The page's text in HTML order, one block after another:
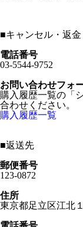
■キャンセル・返
電話番号
03-5544-9752
お問い合わせフォ
購入履歴一覧の「
合わせください。
購入履歴一覧
■返送先
郵便番号
123-0872
住所
東京都足立区江北